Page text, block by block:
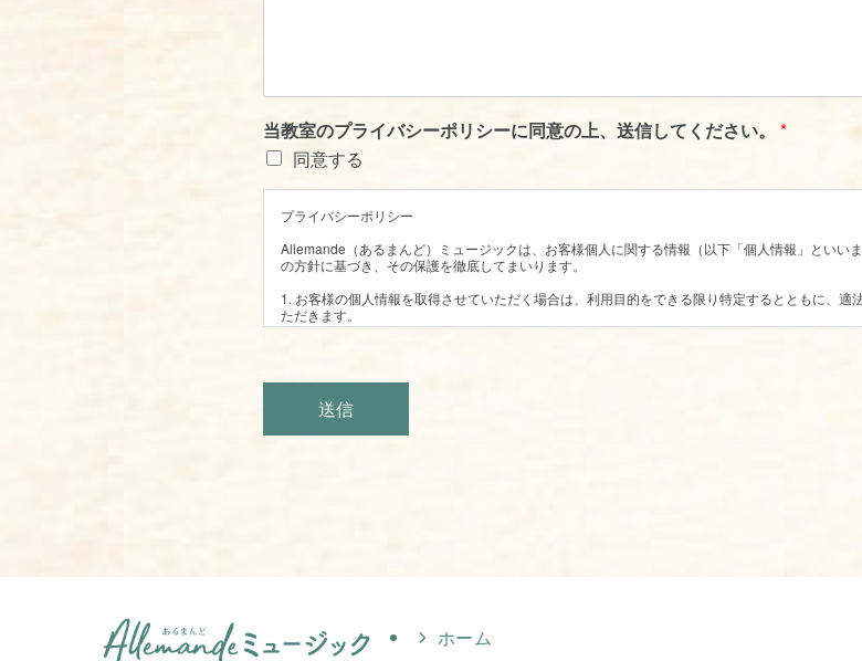
当教室のプライバシーポリシーに同意の上、送信してください。 *
同意する
プライバシーポリシー
Allemande（あるまんど）ミュージックは、お客様個人に関する情報（以下「個人情報」といい
の方針に基づき、その保護を徹底してまいります。
1. お客様の個人情報を取得させていただく場合は、利用目的をできる限り特定するとともに、
ただきます。
2.お客様からお預かりした個人情報の利用目的は以下のとおりです。
等一切いたしません。
4.お客様よりお預かりした個人情報の安全管理は合理的、組織的、物理的、技術的施策を講じる
個人情報への不正な侵入、紛失、改ざん、漏えい等の危険防止に努めます。
送信
ホーム